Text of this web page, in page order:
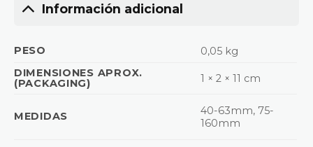
Información adicional
PESO
0,05 kg
DIMENSIONES APROX.
(PACKAGING)
1 × 2 × 11 cm
MEDIDAS
40-63mm, 75-
160mm